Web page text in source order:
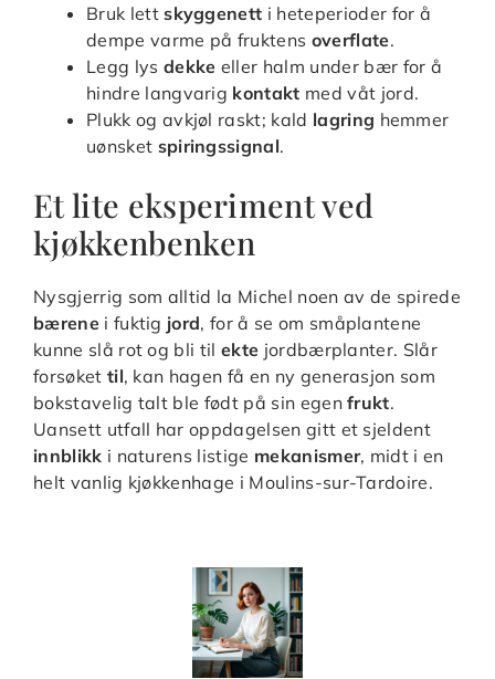
Bruk lettskyggenett i heteperioder for å
dempe varme på fruktens overflate.
Legg lys dekke eller halm under bær for å
hindre langvarig kontakt med våt jord.
Plukk og avkjøl raskt; kald lagring hemmer
uønsket spiringssignal.
Et lite eksperiment ved
kjøkkenbenken
Nysgjerrig som alltid la Michel noen av de spirede
bærenei fuktig jord, for å se om småplantene
kunne slå rot og bli tilekte jordbærplanter. Slår
forsøket til, kan hagen få en ny generasjon som
bokstavelig talt ble født på sin egenfrukt.
Uansett utfall har oppdagelsen gitt et sjeldent
innblikk i naturens listige mekanismer, midt i en
helt vanlig kjøkkenhage i Moulins-sur-Tardoire.